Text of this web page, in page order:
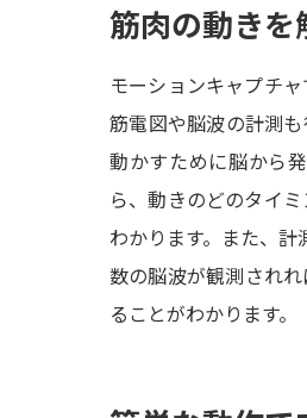
筋肉の動きを
モーションキャプチ
筋電図や脳波の計測
動かすために脳から
ら、動きのどのタイ
わかります。また、
数の脳波が観測され
ることがわかります。